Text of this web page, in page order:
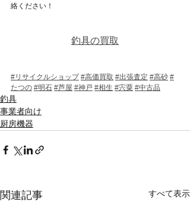
絡ください！
釣具の買取
#リサイクルショップ #高価買取 #出張査定 #高砂 #
たつの #明石 #芦屋 #神戸 #相生 #宍粟 #中古品
釣具
事業者向け
厨房機器
関連記事 すべて表示